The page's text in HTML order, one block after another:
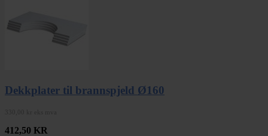
Dekkplater til brannspjeld Ø160
412,50 KR